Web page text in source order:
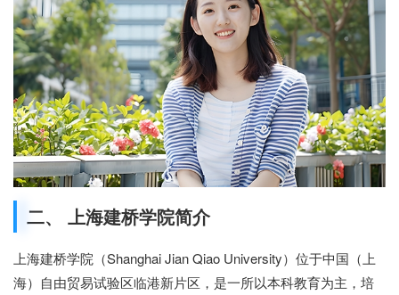
二、 上海建桥学院简介
上海建桥学院（Shanghai Jian Qiao University）位于中国（上
海）自由贸易试验区临港新片区，是一所以本科教育为主，培